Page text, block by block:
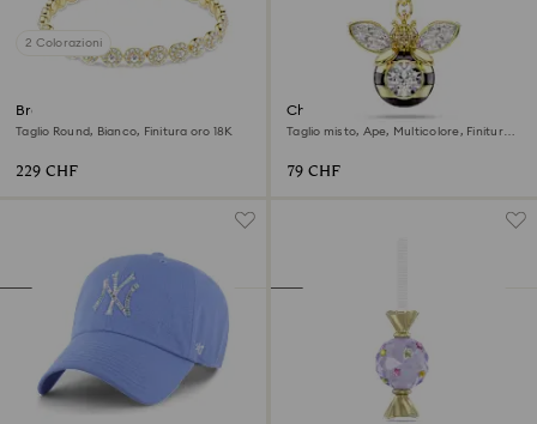
2 Colorazioni
Braccialetto Una Angelic
Taglio Round, Bianco, Finitura oro 18K
229 CHF
Charm Idyllia
Taglio misto, Ape, Multicolore, Finitura
79 CHF